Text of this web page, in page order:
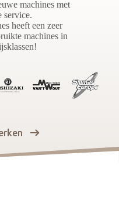
machines met
service.
heeft een zeer
machines in